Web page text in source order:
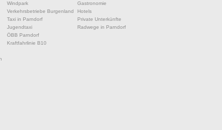
Windpark
Verkehrsbetriebe Burgenland
Taxi in Parndorf
Jugendtaxi
ÖBB Parndorf
Kraftfahrlinie B10
Gastronomie
Hotels
Private Unterkünfte
Radwege in Parndorf